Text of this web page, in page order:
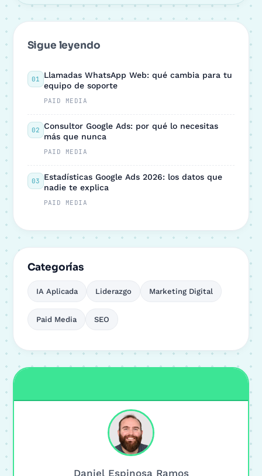
Sigue leyendo
01 Llamadas WhatsApp Web: qué cambia para tu
equipo de soporte
PAID MEDIA
02 Consultor Google Ads: por qué lo necesitas
más que nunca
PAID MEDIA
03 Estadísticas Google Ads 2026: los datos que
nadie te explica
PAID MEDIA
Categorías
IA Aplicada Liderazgo Marketing Digital
Paid Media SEO
Daniel Espinosa Ramos